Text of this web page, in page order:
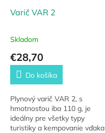
Varič VAR 2
Skladom
€28,70
Do košíka
Plynový varič VAR 2, s
hmotnosťou iba 110 g, je
ideálny pre všetky typy
turistiky a kempovanie vďaka